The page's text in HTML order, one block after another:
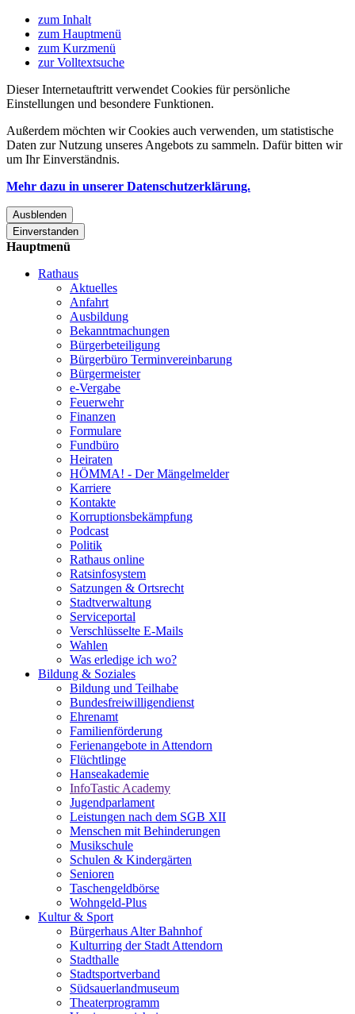
zum Inhalt
zum Hauptmenü
zum Kurzmenü
zur Volltextsuche
Dieser Internetauftritt verwendet Cookies für persönliche
Einstellungen und besondere Funktionen.
Außerdem möchten wir Cookies auch verwenden, um statistische
Daten zur Nutzung unseres Angebots zu sammeln. Dafür bitten wir
um Ihr Einverständnis.
Mehr dazu in unserer Datenschutzerklärung.
Ausblenden
Einverstanden
Hauptmenü
Rathaus
Aktuelles
Anfahrt
Ausbildung
Bekanntmachungen
Bürgerbeteiligung
Bürgerbüro Terminvereinbarung
Bürgermeister
e-Vergabe
Feuerwehr
Finanzen
Formulare
Fundbüro
Heiraten
HÖMMA! - Der Mängelmelder
Karriere
Kontakte
Korruptionsbekämpfung
Podcast
Politik
Rathaus online
Ratsinfosystem
Satzungen & Ortsrecht
Stadtverwaltung
Serviceportal
Verschlüsselte E-Mails
Wahlen
Was erledige ich wo?
Bildung & Soziales
Bildung und Teilhabe
Bundesfreiwilligendienst
Ehrenamt
Familienförderung
Ferienangebote in Attendorn
Flüchtlinge
Hanseakademie
InfoTastic Academy
Jugendparlament
Leistungen nach dem SGB XII
Menschen mit Behinderungen
Musikschule
Schulen & Kindergärten
Senioren
Taschengeldbörse
Wohngeld-Plus
Kultur & Sport
Bürgerhaus Alter Bahnhof
Kulturring der Stadt Attendorn
Stadthalle
Stadtsportverband
Südsauerlandmuseum
Theaterprogramm